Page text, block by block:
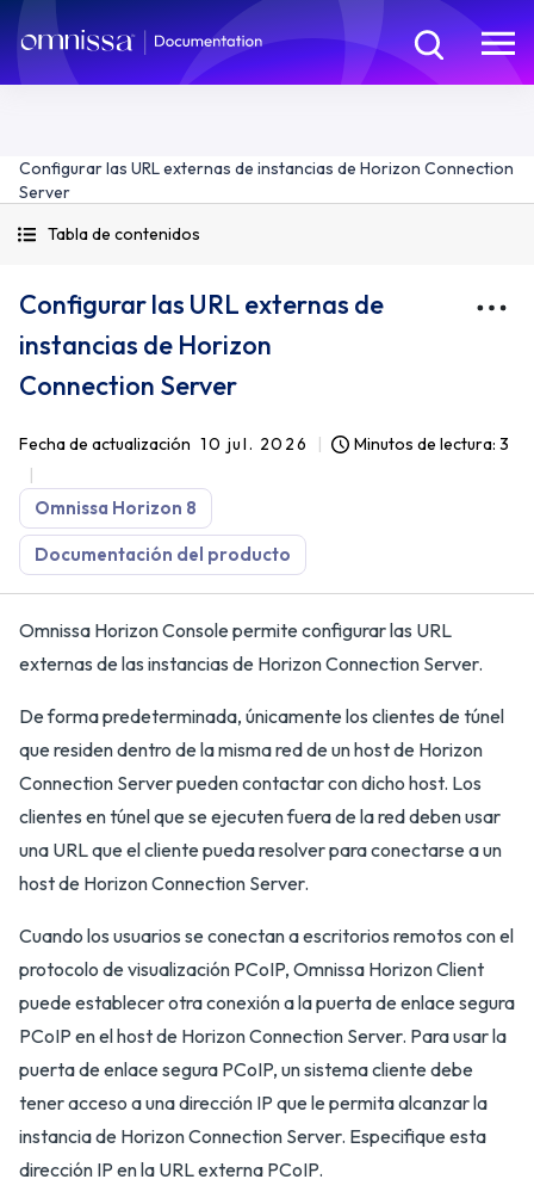
Configurar las URL externas de instancias de Horizon Connection
Server
Tabla de contenidos
Configurar las URL externas de
instancias de Horizon
Connection Server
Fecha de actualización 10 jul. 2026 Minutos de lectura: 3
Omnissa Horizon 8
Documentación del producto
Omnissa Horizon Console permite configurar las URL
externas de las instancias de Horizon Connection Server.
De forma predeterminada, únicamente los clientes de túnel
que residen dentro de la misma red de un host de Horizon
Connection Server pueden contactar con dicho host. Los
clientes en túnel que se ejecuten fuera de la red deben usar
una URL que el cliente pueda resolver para conectarse a un
host de Horizon Connection Server.
Cuando los usuarios se conectan a escritorios remotos con el
protocolo de visualización PCoIP, Omnissa Horizon Client
puede establecer otra conexión a la puerta de enlace segura
PCoIP en el host de Horizon Connection Server. Para usar la
puerta de enlace segura PCoIP, un sistema cliente debe
tener acceso a una dirección IP que le permita alcanzar la
instancia de Horizon Connection Server. Especifique esta
dirección IP en la URL externa PCoIP.